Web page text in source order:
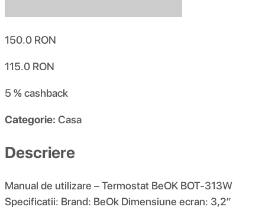
150.0 RON
115.0 RON
5 %cashback
Categorie: Casa
Descriere
Manual de utilizare – Termostat BeOK BOT-313W
Specificatii: Brand: BeOk Dimensiune ecran: 3,2″